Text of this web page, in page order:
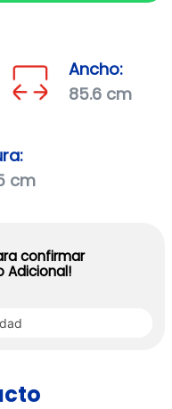
Ancho:
85.6 cm
cm
confirmar
Adicional!